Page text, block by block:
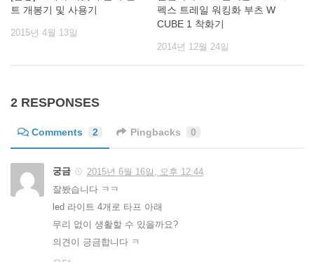
트 개봉기 및 사용기
2015년 4월 13일
펙스 트레일 워킹화 부츠 W
CUBE 1 착화기
2014년 12월 24일
2 RESPONSES
Comments 2 Pingbacks 0
궁금
2015년 6월 16일, 오후 12:44
잘봤습니다 ㅋㅋ
led 라이트 4개로 타프 아래
무리 없이 생활할 수 있을까요?
의견이 긍금합니다 ㅋ